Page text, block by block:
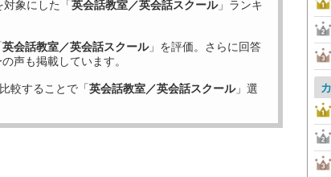
対象にした「英会話教室／英会話スクール」ランキ
英会話教室／英会話スクール」を評価。さらに回答
声も掲載しています。
較することで「英会話教室／英会話スクール」選